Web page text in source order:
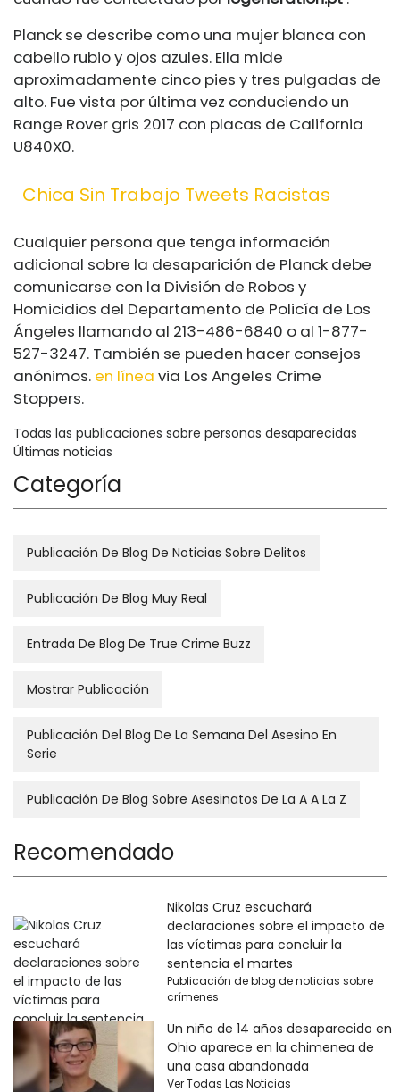
Planck se describe como una mujer blanca con
cabello rubio y ojos azules. Ella mide
aproximadamente cinco pies y tres pulgadas de
alto. Fue vista por última vez conduciendo un
Range Rover gris 2017 con placas de California
U840X0.
Chica Sin Trabajo Tweets Racistas
Cualquier persona que tenga información
adicional sobre la desaparición de Planck debe
comunicarse con la División de Robos y
Homicidios del Departamento de Policía de Los
Ángeles llamando al 213-486-6840 o al 1-877-
527-3247. También se pueden hacer consejos
anónimos. en línea via Los Angeles Crime
Stoppers.
Todas las publicaciones sobre personas desaparecidas
Últimas noticias
Categoría
Publicación De Blog De Noticias Sobre Delitos
Publicación De Blog Muy Real
Entrada De Blog De True Crime Buzz
Mostrar Publicación
Publicación Del Blog De La Semana Del Asesino En
Serie
Publicación De Blog Sobre Asesinatos De La A A La Z
Recomendado
Nikolas Cruz escuchará
declaraciones sobre el impacto de
las víctimas para concluir la
sentencia el martes
Publicación de blog de noticias sobre
crímenes
Un niño de 14 años desaparecido en
Ohio aparece en la chimenea de
una casa abandonada
Ver Todas Las Noticias